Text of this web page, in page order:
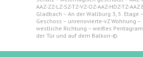
AAZ-ZZ-LZ-SZ-TZ-VZ-OZ-AAZ-HDZ-TZ-
Gladbach – An der Wallburg 3, 5. Etage
Geschoss – unrenovierte-vZ Wohnung –
westliche Richtung – weißes
der Tür und auf dem Balkon-©